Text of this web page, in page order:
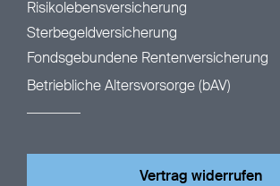
Risikolebensversicherung
Sterbegeldversicherung
Fondsgebundene Rentenversicherung
Betriebliche Altersvorsorge (bAV)
Vertrag widerrufen